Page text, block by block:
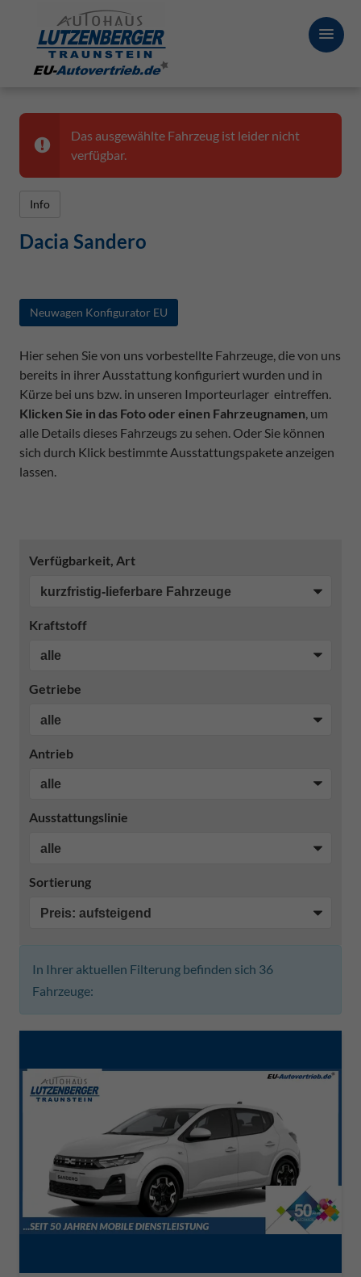
Das ausgewählte Fahrzeug ist leider nicht
verfügbar.
Info
Dacia Sandero
Neuwagen Konfigurator EU
Hier sehen Sie von uns vorbestellte Fahrzeuge, die von uns
bereits in ihrer Ausstattung konfiguriert wurden und in
Kürze bei uns bzw. in unseren Importeurlager eintreffen.
Klicken Sie in das Foto oder einen Fahrzeugnamen, um
alle Details dieses Fahrzeugs zu sehen. Oder Sie können
sich durch Klick bestimmte Ausstattungspakete anzeigen
lassen.
Verfügbarkeit, Art
Kraftstoff
Getriebe
Antrieb
Ausstattungslinie
Sortierung
In Ihrer aktuellen Filterung befinden sich 36
Fahrzeuge: